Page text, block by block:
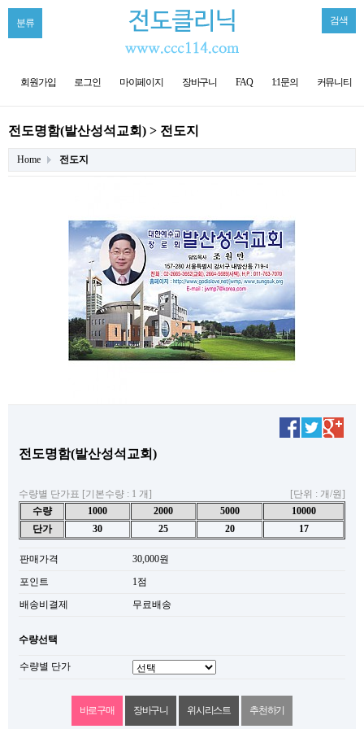
분류 검색
회원가입 로그인 마이페이지 장바구니 FAQ 1:1문의 커뮤니티
전도명함(발산성석교회) > 전도지
Home 전도지
전도명함(발산성석교회)
수량별 단가표 [기본수량 : 1 개]
[단위 : 개/원]
수량
1000 2000 5000
10000
단가
30 25 20 17
판매가격
30,000원
포인트
1점
배송비결제
무료배송
수량선택
수량별 단가
위시리스트 추천하기